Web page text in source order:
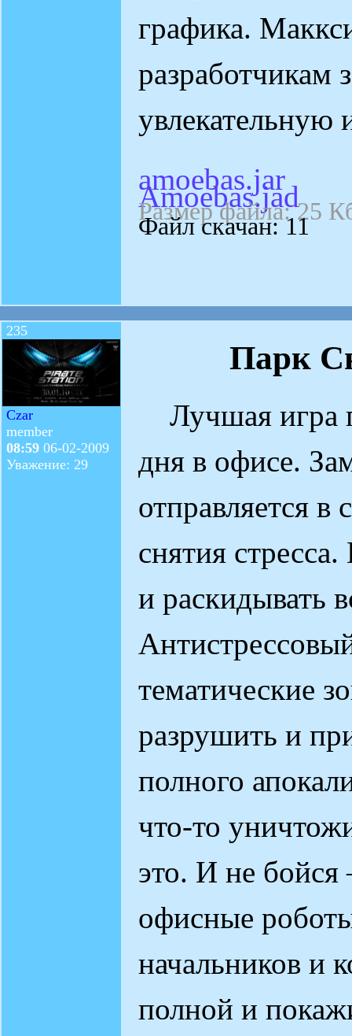
графика.
разработчикам
увлекательную
amoebas.jar
Amoebas.jad
Размер файла: 25
Файл скачан: 11
235
Czar
member
08:59 06-02-2009
Уважение: 29
Парк
Лучшая игра
дня в офисе.
отправляется в
снятия
и раскидывать
тематические
разрушить и
полного
что-то
это. И не бойся
офисные
начальников и
полной и